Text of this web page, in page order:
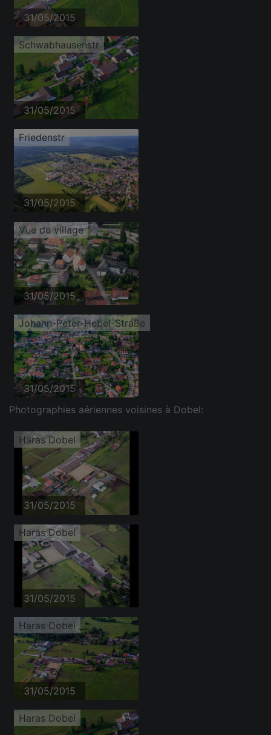
31/05/2015
Schwabhausenstr
31/05/2015
Friedenstr
31/05/2015
Vue du village
31/05/2015
Johann-Peter-Hebel-Straße
31/05/2015
Photographies aériennes voisines à Dobel:
Haras Dobel
31/05/2015
Haras Dobel
31/05/2015
Haras Dobel
31/05/2015
Haras Dobel